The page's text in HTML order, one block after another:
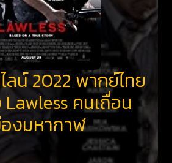
น์ 2022 พากย์ไทย
Lawless คนเถื่อน
องมหากาฬ